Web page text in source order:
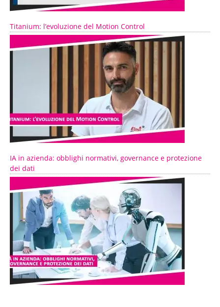
Titanium: l’evoluzione del Motion Control
IA in azienda: obblighi normativi, governance e protezione
dei dati